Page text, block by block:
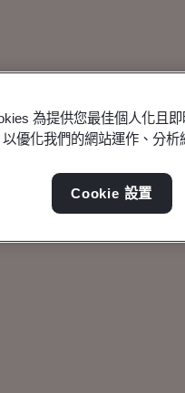
為提供您最佳個人化且
優化我們的網站運作、分
Cookie 設置